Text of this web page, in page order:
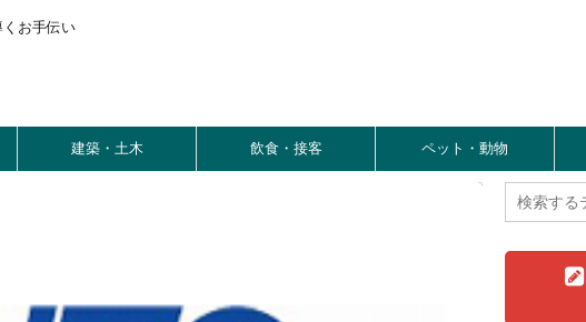
お手伝い
建築・土木 飲食・接客 ペット・動物